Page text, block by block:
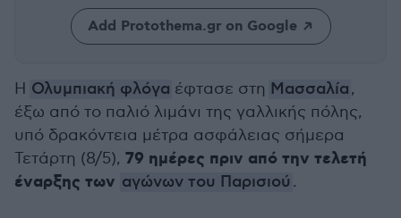
Add Protothema.gr on Google
Η Ολυμπιακή φλόγα έφτασε στη Μασσαλία,
έξω από το παλιό λιμάνι της γαλλικής πόλης,
υπό δρακόντεια μέτρα ασφάλειας σήμερα
Τετάρτη (8/5), 79 ημέρες πριν από την τελετή
έναρξης των αγώνων του Παρισιού .